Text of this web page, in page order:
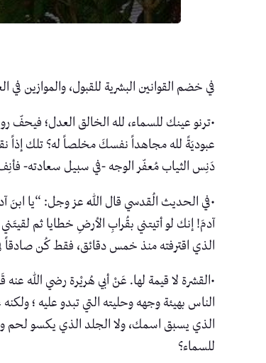
في خضم القوانين البشرية للقبول، والموازين في
•ترنو عينك للسماء، لله الخالق العدل؛
عبوديَةً لله مجاهداً نفسكَ مخلصاً له؟ تلك إذاً
دَنِس الثياب مُعفّر الوجه -في سبيل سعادته-
•في الحديث الُقدسي قال اللهُ عز وجل: “يا ابنَ
آدمَ! إنك لو أتيتني بقُرابِ الأرضِ خطايا ثم
الذي اقترفته منذ خمس دقائق، فقط كُن صادقاً
•القشرة لا قيمة لها. عَنْ أبي هُريْرة رضي الله
الناس بهيئة وجهه وحليته التي تبدو عليه ؛
الذي يسبق اسمك، ولا الجلد الذي يكسو لحم
للسماء؟